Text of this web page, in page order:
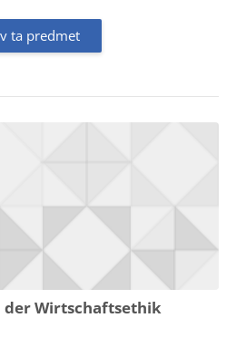
ta predmet
Wirtschaftsethik